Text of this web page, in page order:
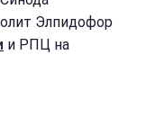
Элпидофор
и РПЦ на